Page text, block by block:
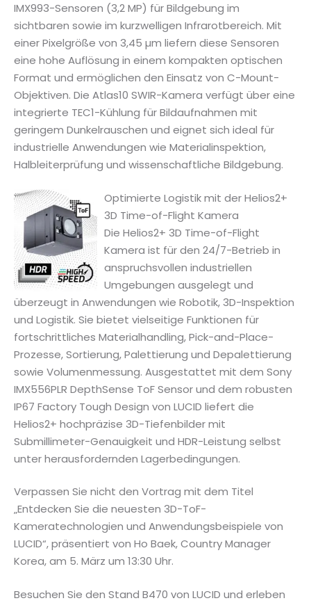
IMX993-Sensoren (3,2 MP) für Bildgebung im
sichtbaren sowie im kurzwelligen Infrarotbereich. Mit
einer Pixelgröße von 3,45 µm liefern diese Sensoren
eine hohe Auflösung in einem kompakten optischen
Format und ermöglichen den Einsatz von C-Mount-
Objektiven. Die Atlas10 SWIR-Kamera verfügt über eine
integrierte TEC1-Kühlung für Bildaufnahmen mit
geringem Dunkelrauschen und eignet sich ideal für
industrielle Anwendungen wie Materialinspektion,
Halbleiterprüfung und wissenschaftliche Bildgebung.
Optimierte Logistik mit der Helios2+
3D Time-of-Flight Kamera
Die Helios2+ 3D Time-of-Flight
Kamera ist für den 24/7-Betrieb in
anspruchsvollen industriellen
Umgebungen ausgelegt und
überzeugt in Anwendungen wie Robotik, 3D-Inspektion
und Logistik. Sie bietet vielseitige Funktionen für
fortschrittliches Materialhandling, Pick-and-Place-
Prozesse, Sortierung, Palettierung und Depalettierung
sowie Volumenmessung. Ausgestattet mit dem Sony
IMX556PLR DepthSense ToF Sensor und dem robusten
IP67 Factory Tough Design von LUCID liefert die
Helios2+ hochpräzise 3D-Tiefenbilder mit
Submillimeter-Genauigkeit und HDR-Leistung selbst
unter herausfordernden Lagerbedingungen.
Verpassen Sie nicht den Vortrag mit dem Titel
„Entdecken Sie die neuesten 3D-ToF-
Kameratechnologien und Anwendungsbeispiele von
LUCID“, präsentiert von Ho Baek, Country Manager
Korea, am 5. März um 13:30 Uhr.
Besuchen Sie den Stand B470 von LUCID und erleben